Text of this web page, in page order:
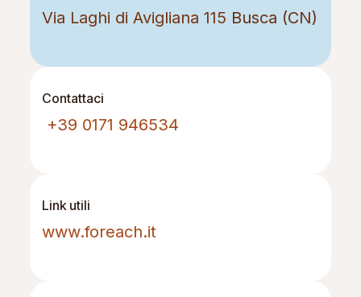
Via Laghi di Avigliana 115 Busca (CN)
Contattaci
+39 0171 946534
Link utili
www.foreach.it